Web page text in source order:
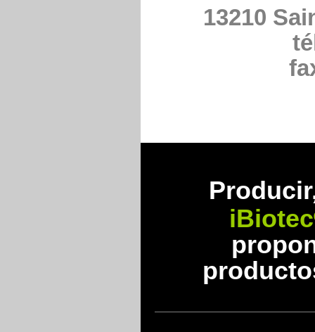
13210
Prod
iBiotec